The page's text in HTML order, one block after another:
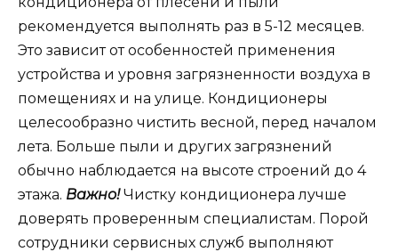
рекомендуется выполнять раз в 5-12 месяцев.
Это зависит от особенностей применения
устройства и уровня загрязненности воздуха в
помещениях и на улице. Кондиционеры
целесообразно чистить весной, перед началом
лета. Больше пыли и других загрязнений
обычно наблюдается на высоте строений до 4
этажа. Важно!Чистку кондиционера лучше
доверять проверенным специалистам. Порой
сотрудники сервисных служб выполняют